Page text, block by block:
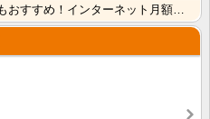
朝倉キャンパスへ通う高知大生へもおすすめ！インターネット月額使用料無料！敷金・礼金なし！エアコン・照･･･